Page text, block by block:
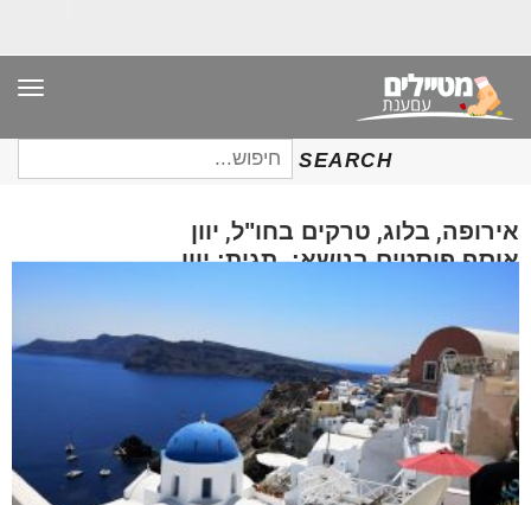
SEARCH
חיפוש
עבור:
אירופה, בלוג, טרקים בחו"ל, יוון
אוסף פוסטים בנושא: תגית: יוון